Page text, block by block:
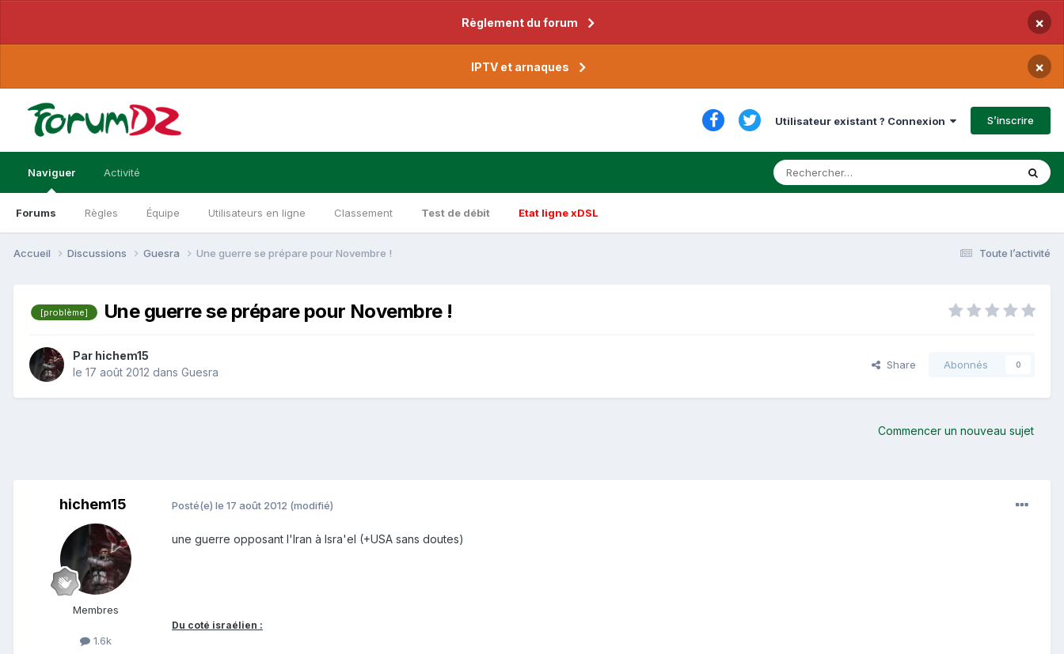
Règlement du forum ×
IPTV et arnaques ×
Utilisateur existant ? Connexion S’inscrire
Naviguer
Forums Règles Équipe Utilisateurs en ligne Classement Test de débit Etat ligne xDSL
Activité
Toute l’activité
Accueil Discussions Guesra Une guerre se prépare pour Novembre !
[problème] Une guerre se prépare pour Novembre !
Par hichem15
le 17 août 2012 dans Guesra
Share Abonnés 0
Commencer un nouveau sujet
hichem15
Membres
1.6k
Posté(e) le 17 août 2012 (modifié)
une guerre opposant l'Iran à Isra'el (+USA sans doutes)
Du coté israélien :